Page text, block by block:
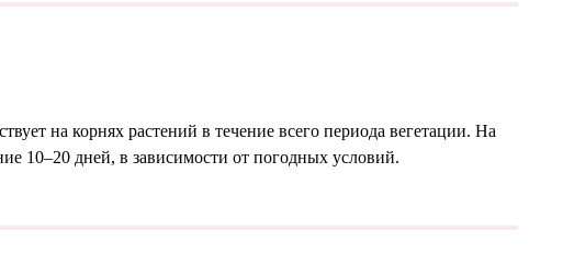
на корнях растений в течение всего периода вегетации. На
10–20 дней, в зависимости от погодных условий.